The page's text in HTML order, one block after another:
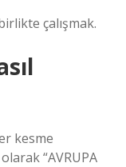
çalışmak.
kesme
“AVRUPA